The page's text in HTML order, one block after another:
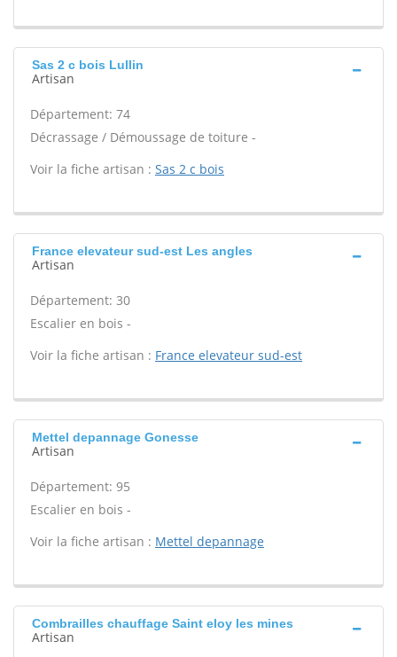
Sas 2 c bois Lullin
Artisan
Département: 74
Décrassage / Démoussage de toiture -
Voir la fiche artisan : Sas 2 c bois
France elevateur sud-est Les angles
Artisan
Département: 30
Escalier en bois -
Voir la fiche artisan : France elevateur sud-est
Mettel depannage Gonesse
Artisan
Département: 95
Escalier en bois -
Voir la fiche artisan : Mettel depannage
Combrailles chauffage Saint eloy les mines
Artisan